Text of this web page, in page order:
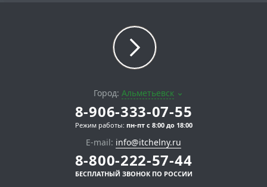
Город: Альметьевск
8-906-333-07-55
Режим работы: пн-пт с 8:00 до 18:00
E-mail: info@itchelny.ru
8-800-222-57-44
БЕСПЛАТНЫЙ ЗВОНОК ПО РОССИИ